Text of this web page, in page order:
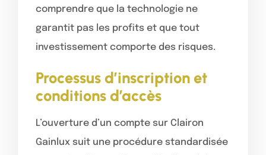
comprendre que la technologie ne
garantit pas les profits et que tout
investissement comporte des risques.
Processus d’inscription et
conditions d’accès
L’ouverture d’un compte sur Clairon
Gainlux suit une procédure standardisée